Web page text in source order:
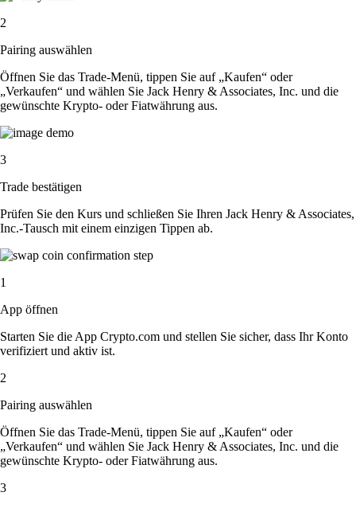
2
Pairing auswählen
Öffnen Sie das Trade-Menü, tippen Sie auf „Kaufen“ oder
„Verkaufen“ und wählen Sie Jack Henry & Associates, Inc. und die
gewünschte Krypto- oder Fiatwährung aus.
3
Trade bestätigen
Prüfen Sie den Kurs und schließen Sie Ihren Jack Henry & Associates,
Inc.-Tausch mit einem einzigen Tippen ab.
1
App öffnen
Starten Sie die App Crypto.com und stellen Sie sicher, dass Ihr Konto
verifiziert und aktiv ist.
2
Pairing auswählen
Öffnen Sie das Trade-Menü, tippen Sie auf „Kaufen“ oder
„Verkaufen“ und wählen Sie Jack Henry & Associates, Inc. und die
gewünschte Krypto- oder Fiatwährung aus.
3